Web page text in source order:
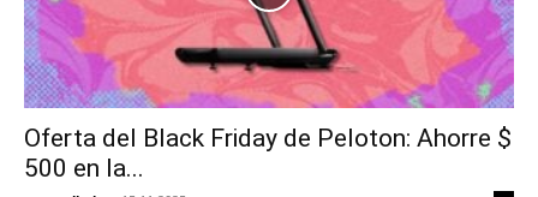
Oferta del Black Friday de Peloton: Ahorre $
500 en la...